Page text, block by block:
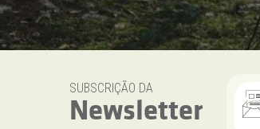
SUBSCRIÇÃO DA
Newsletter